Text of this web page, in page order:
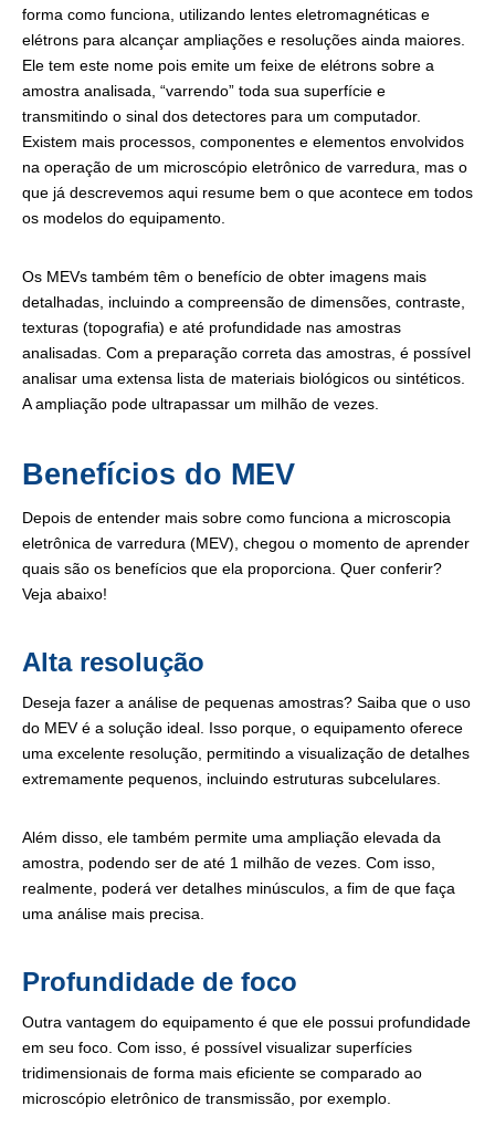
forma como funciona, utilizando lentes eletromagnéticas e
elétrons para alcançar ampliações e resoluções ainda maiores.
Ele tem este nome pois emite um feixe de elétrons sobre a
amostra analisada, “varrendo” toda sua superfície e
transmitindo o sinal dos detectores para um computador.
Existem mais processos, componentes e elementos envolvidos
na operação de um microscópio eletrônico de varredura, mas o
que já descrevemos aqui resume bem o que acontece em todos
os modelos do equipamento.
Os MEVs também têm o benefício de obter imagens mais
detalhadas, incluindo a compreensão de dimensões, contraste,
texturas (topografia) e até profundidade nas amostras
analisadas. Com a preparação correta das amostras, é possível
analisar uma extensa lista de materiais biológicos ou sintéticos.
A ampliação pode ultrapassar um milhão de vezes.
Benefícios do MEV
Depois de entender mais sobre como funciona a microscopia
eletrônica de varredura (MEV), chegou o momento de aprender
quais são os benefícios que ela proporciona. Quer conferir?
Veja abaixo!
Alta resolução
Deseja fazer a análise de pequenas amostras? Saiba que o uso
do MEV é a solução ideal. Isso porque, o equipamento oferece
uma excelente resolução, permitindo a visualização de detalhes
extremamente pequenos, incluindo estruturas subcelulares.
Além disso, ele também permite uma ampliação elevada da
amostra, podendo ser de até 1 milhão de vezes. Com isso,
realmente, poderá ver detalhes minúsculos, a fim de que faça
uma análise mais precisa.
Profundidade de foco
Outra vantagem do equipamento é que ele possui profundidade
em seu foco. Com isso, é possível visualizar superfícies
tridimensionais de forma mais eficiente se comparado ao
microscópio eletrônico de transmissão, por exemplo.